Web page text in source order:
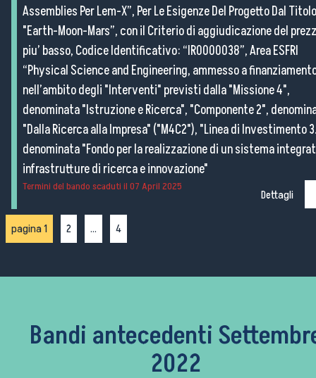
Assemblies Per Lem-X”, Per Le Esigenze Del Progetto Dal Titolo
"Earth-Moon-Mars”, con il Criterio di aggiudicazione del
piu’ basso, Codice Identificativo: “IR0000038”, Area ESFRI
“Physical Science and Engineering, ammesso a
nell’ambito degli "Interventi" previsti dalla "Missione 4",
denominata "Istruzione e Ricerca", "Componente 2",
"Dalla Ricerca alla Impresa" ("M4C2"), "Linea di Investimento
denominata "Fondo per la realizzazione di un sistema
infrastrutture di ricerca e innovazione"
Termini del bando scaduti il 07 April 2025
Dettagli
pagina 1 2 ... 4
Bandi antecedenti
2022